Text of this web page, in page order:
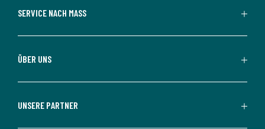
SERVICE NACH MASS
ÜBER UNS
UNSERE PARTNER